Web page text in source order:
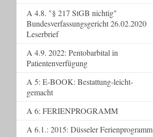
A 4.8. "§ 217 StGB nichtig"
Bundesverfassungsgericht 26.02.2020
Leserbrief
A 4.9. 2022: Pentobarbital in
Patientenverfügung
A 5: E-BOOK: Bestattung-leicht-
gemacht
A 6: FERIENPROGRAMM
A 6.1.: 2015: Düsseler Ferienprogramm